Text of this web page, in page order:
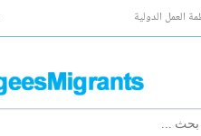
العمل الدولية